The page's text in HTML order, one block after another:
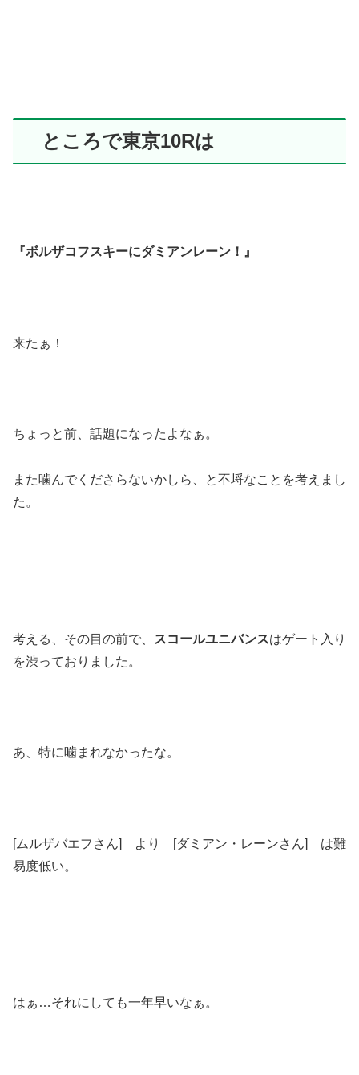
ところで東京10Rは
『ボルザコフスキーにダミアンレーン！』
来たぁ！
ちょっと前、話題になったよなぁ。
また噛んでくださらないかしら、と不埒なことを考えまし
た。
考える、その目の前で、 スコールユニバンスはゲート入り
を渋っておりました。
あ、特に噛まれなかったな。
[ムルザバエフさん] より [ダミアン・レーンさん] は難
易度低い。
はぁ…それにしても一年早いなぁ。